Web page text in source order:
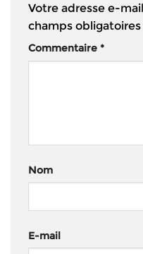
Votre adresse e-
champs
Commentaire *
Nom
E-mail